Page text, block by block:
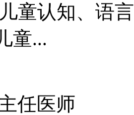
童认知、语
童...
任医师